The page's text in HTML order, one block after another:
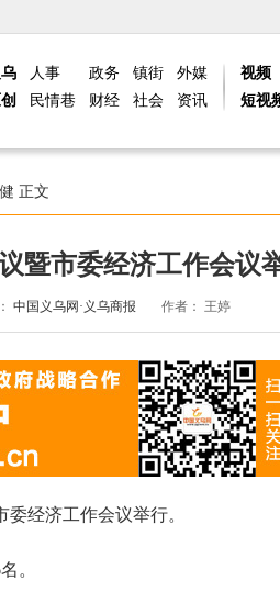
人事
民情巷
政务
财经
镇街
社会
外媒
资讯
视频
短视
正文
暨市委经济工作会议
中国义乌网·义乌商报 作者： 王婷
经济工作会议举行。
。